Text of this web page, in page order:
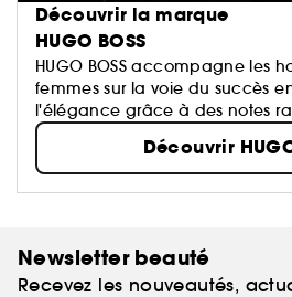
Découvrir la marque
HUGO BOSS
HUGO BOSS accompagne les
femmes sur la voie du succès
l'élégance grâce à des notes
design intemporel.
Découvrir
Newsletter beauté
Recevez les nouveautés,